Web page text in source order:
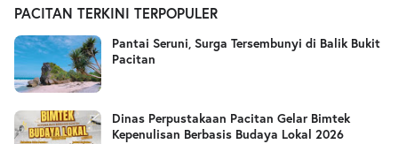
PACITAN TERKINI TERPOPULER
Pantai Seruni, Surga Tersembunyi di Balik Bukit
Pacitan
Dinas Perpustakaan Pacitan Gelar Bimtek
Kepenulisan Berbasis Budaya Lokal 2026